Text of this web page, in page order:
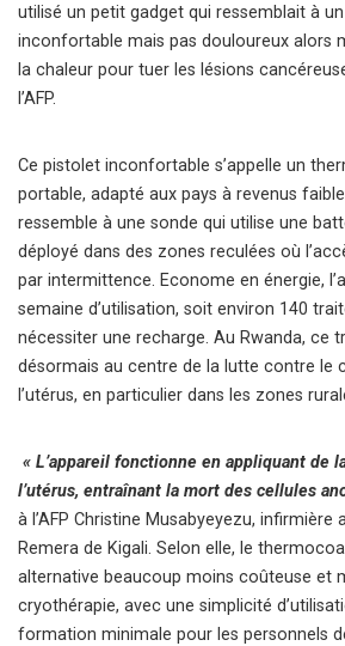
utilisé un petit gadget qui ressemblait à un
inconfortable mais pas douloureux alors
la chaleur pour tuer les lésions
l’AFP.
Ce pistolet inconfortable s’appelle un
portable, adapté aux pays à revenus
ressemble à une sonde qui utilise une
déployé dans des zones reculées où
par intermittence. Econome en énergie,
semaine d’utilisation, soit environ 140
nécessiter une recharge. Au Rwanda, ce
désormais au centre de la lutte contre le
l’utérus, en particulier dans les zones
« L’appareil fonctionne en appliquant de
l’utérus, entraînant la mort des cellules
à l’AFP Christine Musabyeyezu, infirmière
Remera de Kigali. Selon elle, le
alternative beaucoup moins coûteuse et
cryothérapie, avec une simplicité
formation minimale pour les personnels